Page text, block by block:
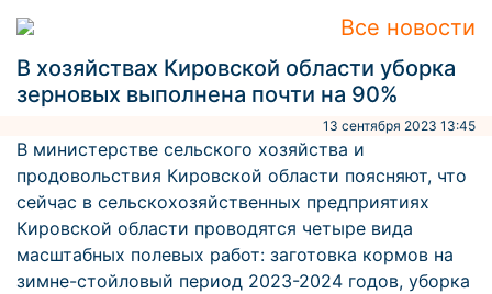
Все новости
В хозяйствах Кировской области уборка
зерновых выполнена почти на 90%
13 сентября 2023 13:45
В министерстве сельского хозяйства и
продовольствия Кировской области поясняют, что
сейчас в сельскохозяйственных предприятиях
Кировской области проводятся четыре вида
масштабных полевых работ: заготовка кормов на
зимне-стойловый период 2023-2024 годов, уборка